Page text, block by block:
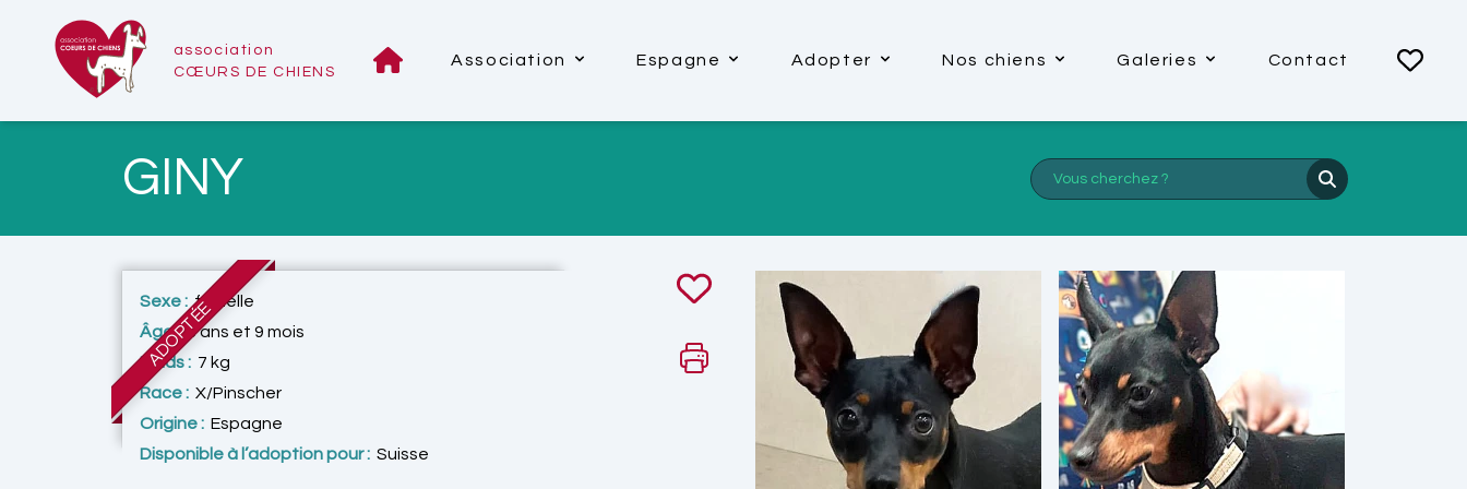
association
CŒURS DE CHIENS
Association Espagne Adopter Nos chiens Galeries Contact
GINY
ADOPTÉE
Sexe : femelle
Âge :3 ans et 9 mois
Poids : 7 kg
Race : X/Pinscher
Origine : Espagne
Disponible à l’adoption pour : Suisse